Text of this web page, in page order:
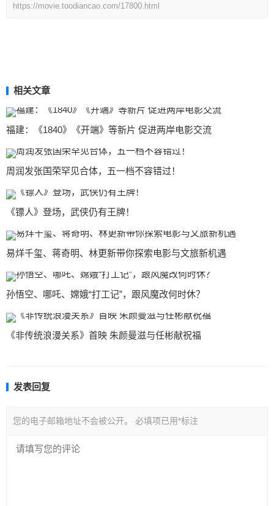
https://movie.toodiancao.com/17800.html
相关文章
福建：《1840》《开端》等新片 促进两岸电影交流
周润发张国荣罕见合体，五一档不容错过！
《镖人》登场，武侠仍有王牌！
易烊千玺、蒋奇明、林更新带你探索电影与文旅新机遇
孙悟空、哪吒、嫦娥“打工记”，跟风魔改何时休？
《非传统浪漫关系》首映 朱颜曼滋与任彬献祝福
发表回复
您的电子邮箱地址不会被公开。 必填项已用*标注